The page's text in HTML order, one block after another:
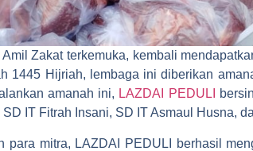
Zakat terkemuka, kembali
1445 Hijriah, lembaga ini diberikan
amanah ini, LAZDAI PEDULI
IT Fitrah Insani, SD IT Asmaul Husna,
para mitra, LAZDAI PEDULI berhasil